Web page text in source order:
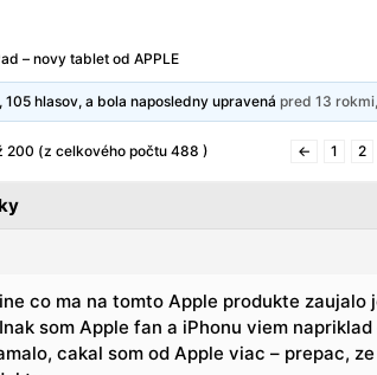
– novy tablet od APPLE
hlasov, a bola naposledny upravenápred 13
200 (z celkového počtu 488 ) ← 1 2
co ma na tomto Apple produkte zaujalo
som Apple fan a iPhonu viem
cakal som od Apple viac – prepac,